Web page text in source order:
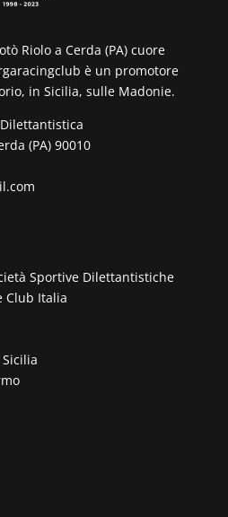
Riolo a Cerda (PA) cuore
è un promotore
in Sicilia, sulle Madonie.
(PA) 90010
Sportive Dilettantistiche
Club Italia